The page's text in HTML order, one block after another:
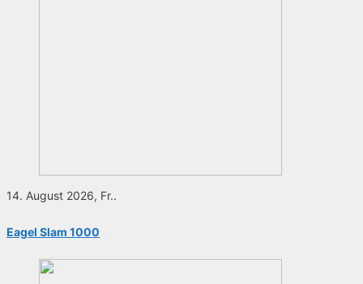
14. August 2026, Fr..
Eagel Slam 1000